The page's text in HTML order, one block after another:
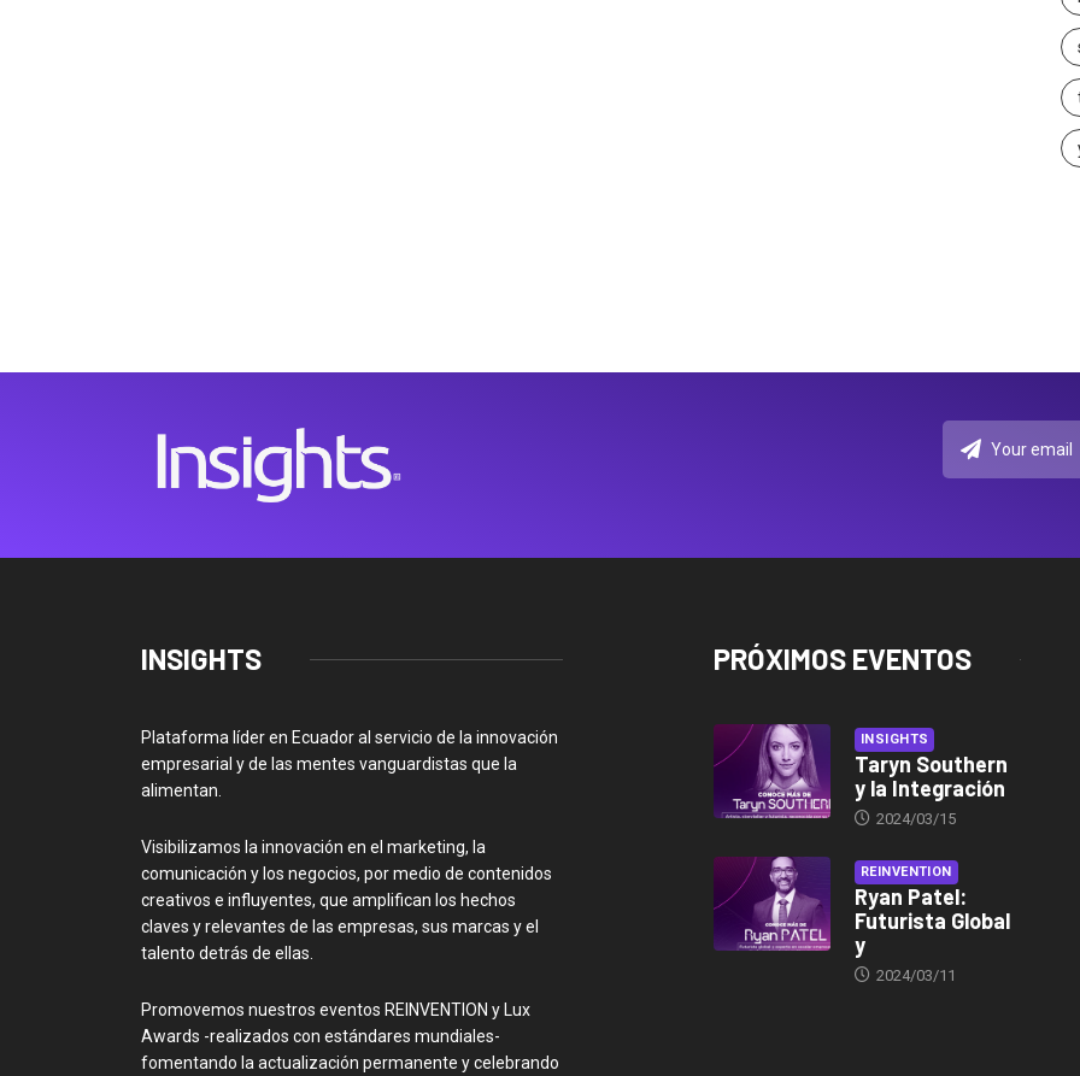
INSIGHTS
Plataforma líder en Ecuador al servicio de la innovación
empresarial y de las mentes vanguardistas que la
alimentan.
Visibilizamos la innovación en el marketing, la
comunicación y los negocios, por medio de contenidos
creativos e influyentes, que amplifican los hechos
claves y relevantes de las empresas, sus marcas y el
talento detrás de ellas.
Promovemos nuestros eventos REINVENTION y Lux
Awards -realizados con estándares mundiales-
fomentando la actualización permanente y celebrando
PRÓXIMOS EVENTOS
INSIGHTS
Taryn Southern
y la Integración
2024/03/15
REINVENTION
Ryan Patel:
Futurista Global
y
2024/03/11